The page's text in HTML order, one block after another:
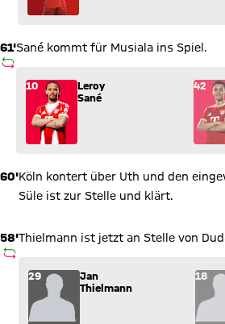
61'
AUSWECHSLUNG
Sané kommt für Musiala ins Spiel.
Wechsel: Leroy Sané (10) kommt
10
Leroy
Sané
42
60'Köln kontert über Uth und den
Süle ist zur Stelle und klärt.
58'
AUSWECHSLUNG
Thielmann ist jetzt an Stelle von
Wechsel: Jan Thielmann (29)
29
Jan
Thielmann
18